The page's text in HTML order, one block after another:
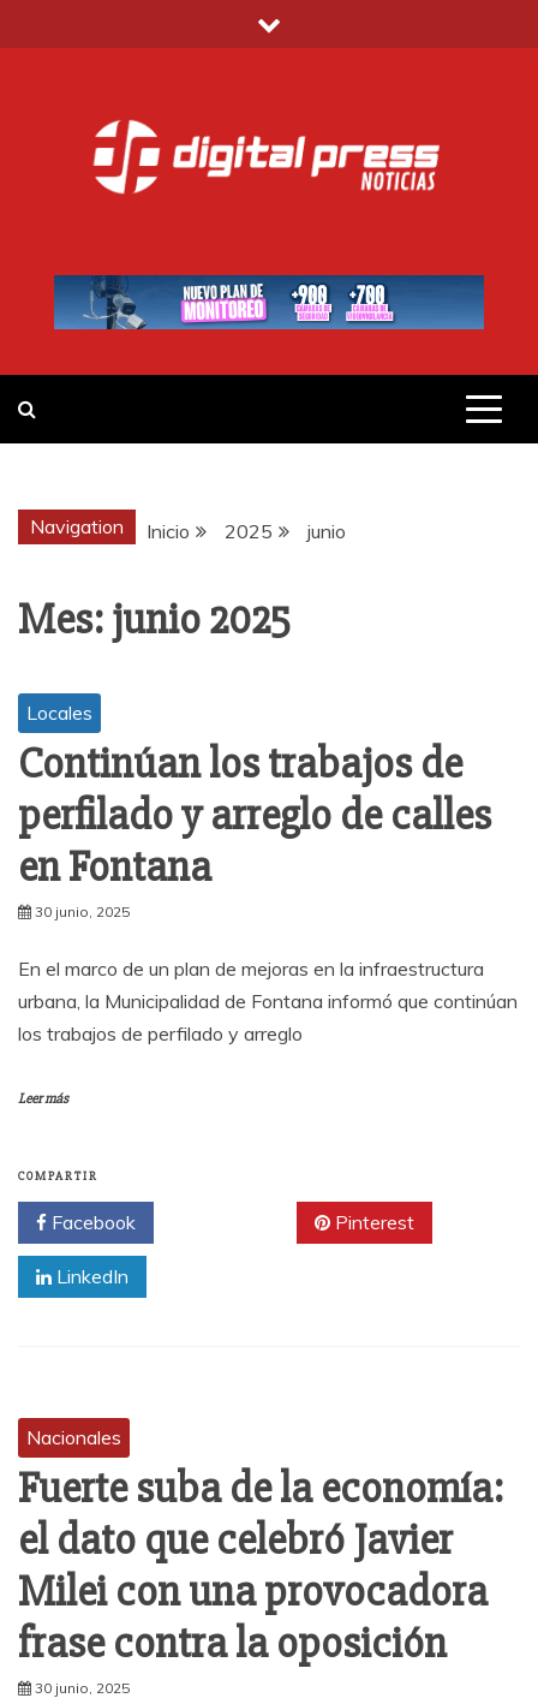
al
DIGITAL PRESS
Navigation Inicio 2025 junio
Mes:junio 2025
Locales
Continúan los trabajos de
perfilado y arreglo de calles
en Fontana
30 junio, 2025
En el marco de un plan de mejoras en la infraestructura
urbana, la Municipalidad de Fontana informó que continúan
los trabajos de perfilado y arreglo
Leer más
COMPARTIR
Facebook Pinterest
LinkedIn
Nacionales
Fuerte suba de la economía:
el dato que celebró Javier
Milei con una provocadora
frase contra la oposición
30 junio, 2025